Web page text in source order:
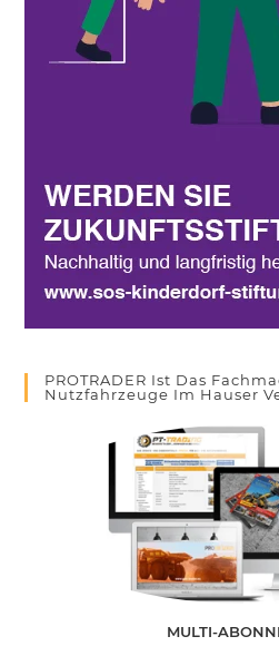
PROTRADER Ist Das
Nutzfahrzeuge Im Hauser
MULTI-